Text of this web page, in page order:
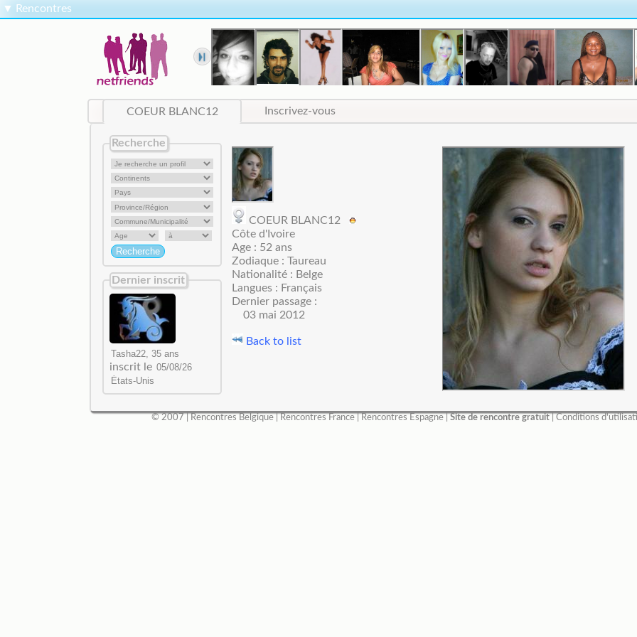
▼ Rencontres
COEUR BLANC12 Inscrivez-vous
Recherche
Dernier inscrit
inscrit le
COEUR BLANC12
Côte d'Ivoire
Age : 52 ans
Zodiaque : Taureau
Nationalité : Belge
Langues : Français
Dernier passage :
03 mai 2012
Back to list
© 2007 | Rencontres Belgique| Rencontres France| Rencontres Espagne| Site de rencontre gratuit| Conditions